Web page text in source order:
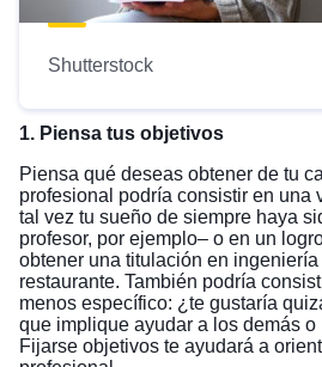
Shutterstock
1. Piensa tus objetivos
Piensa qué deseas obtener de tu
profesional podría consistir en una
tal vez tu sueño de siempre haya
profesor, por ejemplo– o en un
obtener una titulación en
restaurante. También podría
menos específico: ¿te gustaría
que implique ayudar a los demás
Fijarse objetivos te ayudará a